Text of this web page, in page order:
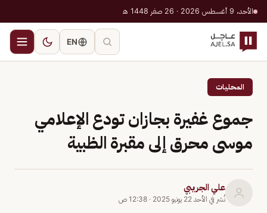
الأحد، 9 أغسطس 2026 · 26 صفر 1448 هـ
EN
المحليات
جموع غفيرة بجازان تودع الإعلامي
موسى محرق إلى مقبرة الظبية
علي الجريبي
نُشر في الأحد 22 يونيو 2025 · 12:38 ص